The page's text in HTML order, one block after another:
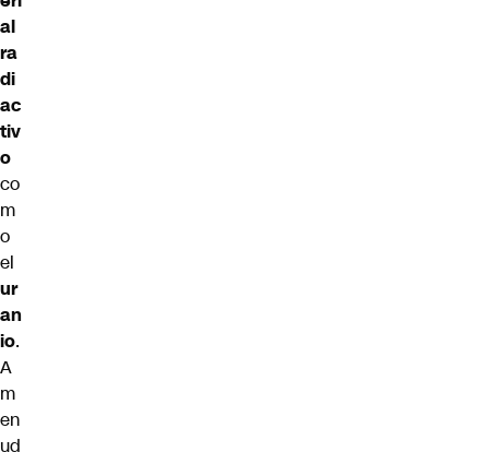
al
ra
di
ac
tiv
o
co
m
o
el
ur
an
io.
A
m
en
ud